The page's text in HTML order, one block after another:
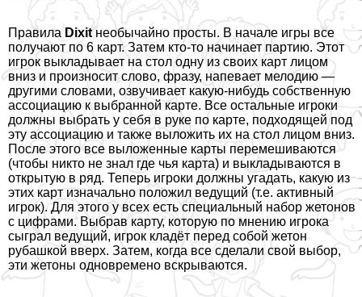
Правила Dixitнеобычайно просты. В начале игры все
получают по 6 карт. Затем кто-то начинает партию. Этот
игрок выкладывает на стол одну из своих карт лицом
вниз и произносит слово, фразу, напевает мелодию —
другими словами, озвучивает какую-нибудь собственную
ассоциацию к выбранной карте. Все остальные игроки
должны выбрать у себя в руке по карте, подходящей под
эту ассоциацию и также выложить их на стол лицом вниз.
После этого все выложенные карты перемешиваются
(чтобы никто не знал где чья карта) и выкладываются в
открытую в ряд. Теперь игроки должны угадать, какую из
этих карт изначально положил ведущий (т.е. активный
игрок). Для этого у всех есть специальный набор жетонов
с цифрами. Выбрав карту, которую по мнению игрока
сыграл ведущий, игрок кладёт перед собой жетон
рубашкой вверх. Затем, когда все сделали свой выбор,
эти жетоны одновремено вскрываются.